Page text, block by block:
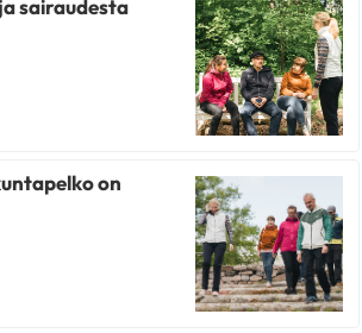
sairaudesta
on